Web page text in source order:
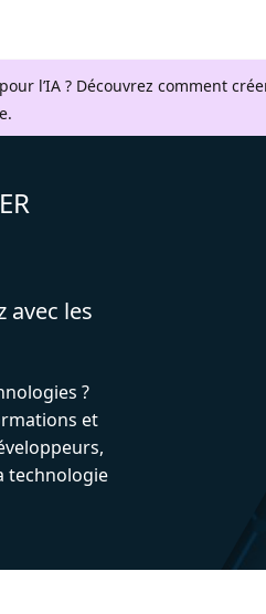
l’IA ? Découvrez comment
avec les
?
et
technologie